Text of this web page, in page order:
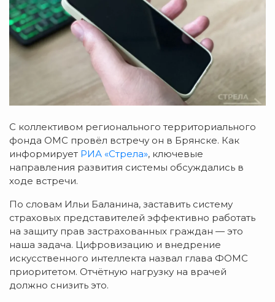
С коллективом регионального территориального
фонда ОМС провёл встречу он в Брянске. Как
информирует РИА «Стрела», ключевые
направления развития системы обсуждались в
ходе встречи.
По словам Ильи Баланина, заставить систему
страховых представителей эффективно работать
на защиту прав застрахованных граждан — это
наша задача. Цифровизацию и внедрение
искусственного интеллекта назвал глава ФОМС
приоритетом. Отчётную нагрузку на врачей
должно снизить это.